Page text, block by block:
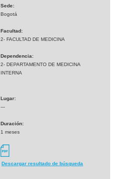
Sede:
Bogotá
Facultad:
2- FACULTAD DE MEDICINA
Dependencia:
2- DEPARTAMENTO DE MEDICINA
INTERNA
Lugar:
---
Duración:
1 meses
Descargar resultado de búsqueda